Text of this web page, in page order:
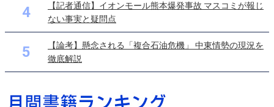
4
【記者通信】イオンモール熊本爆発事故 マスコミが報じ
ない事実と疑問点
5
【論考】懸念される「複合石油危機」 中東情勢の現況を
徹底解説